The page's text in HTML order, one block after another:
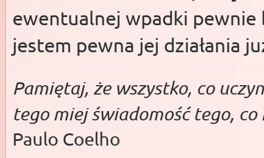
ewentualnej wpadki pewnie
jestem pewna jej działania
Pa­miętaj, że wszys­tko, co
tego miej świado­mość te­go, co
Paulo Coelho